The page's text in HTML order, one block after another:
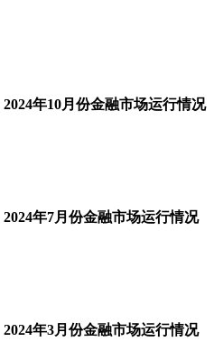
2024年10月份金融市场运行情况
2024年7月份金融市场运行情况
2024年3月份金融市场运行情况